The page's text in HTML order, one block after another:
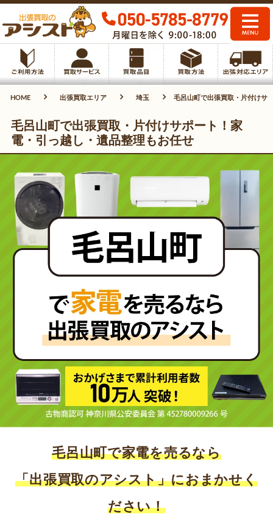
HOME 出張買取エリア 埼玉 毛呂山町で出張買取・片付けサ
毛呂山町で出張買取・片付けサポート！家
電・引っ越し・遺品整理もお任せ
毛呂山町で家電を売るなら
「出張買取のアシスト」におまかせく
ださい！